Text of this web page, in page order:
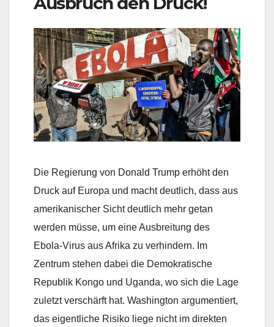
Die Regierung von Donald Trump erhöht den
Druck auf Europa und macht deutlich, dass aus
amerikanischer Sicht deutlich mehr getan
werden müsse, um eine Ausbreitung des
Ebola-Virus aus Afrika zu verhindern. Im
Zentrum stehen dabei die Demokratische
Republik Kongo und Uganda, wo sich die Lage
zuletzt verschärft hat. Washington argumentiert,
das eigentliche Risiko liege nicht im direkten